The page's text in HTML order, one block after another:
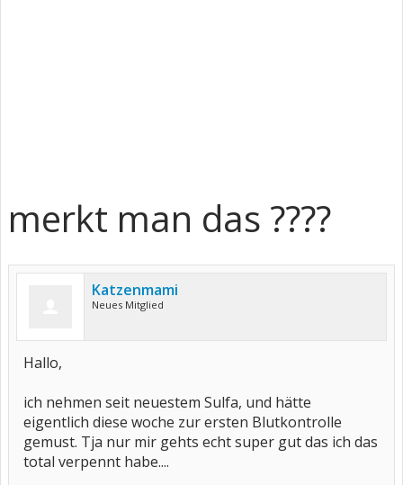
merkt man das ????
Katzenmami
Neues Mitglied
Hallo,
ich nehmen seit neuestem Sulfa, und hätte
eigentlich diese woche zur ersten Blutkontrolle
gemust. Tja nur mir gehts echt super gut das ich das
total verpennt habe....